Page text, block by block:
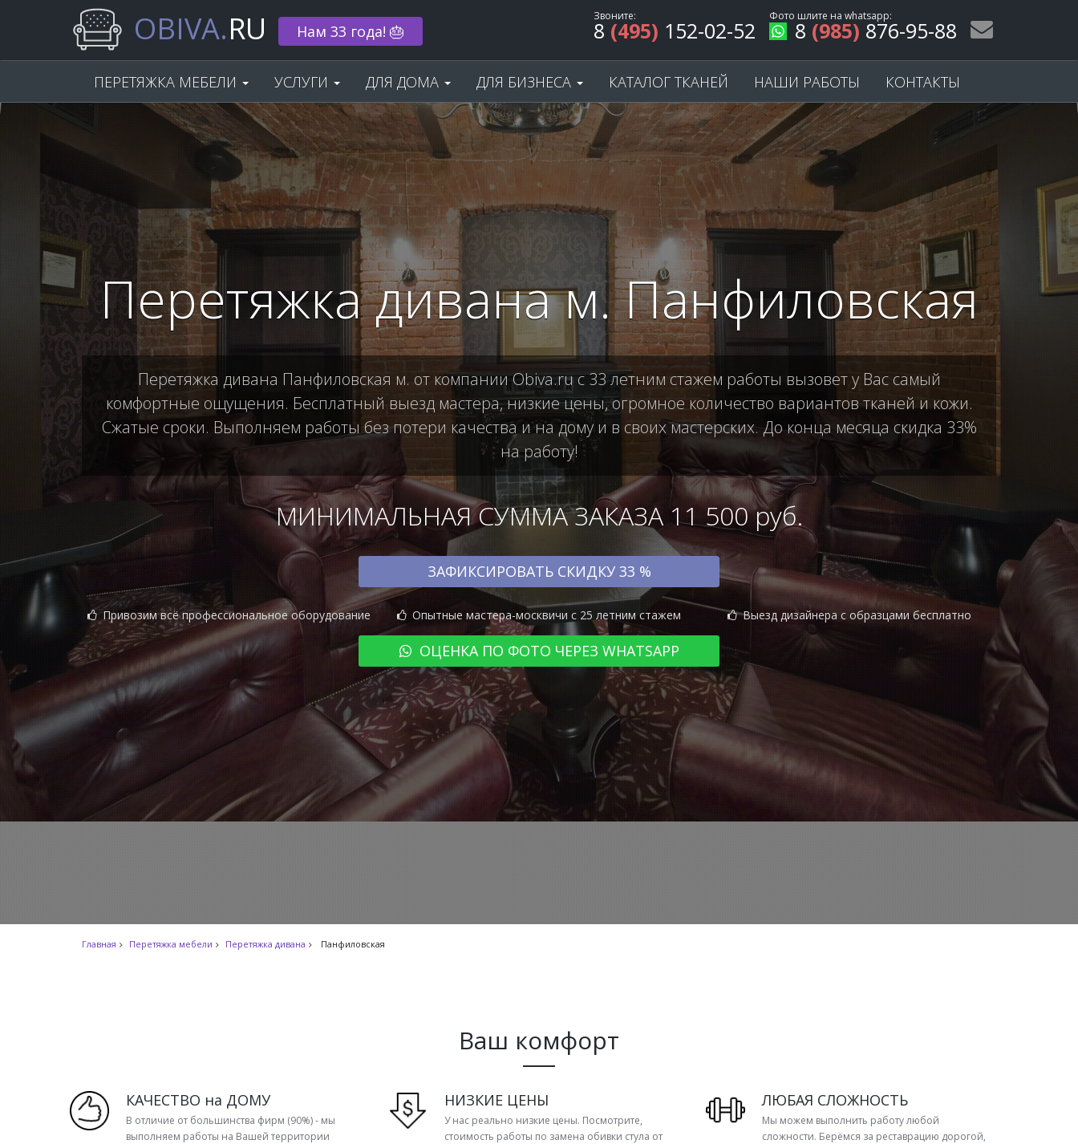
OBIVA.RU 🌟 Скидка 33% 🌟
Звоните:
8 (495) 152-02-52
Фото шлите на whatsapp:
8 (985) 876-95-88
ПЕРЕТЯЖКА МЕБЕЛИ УСЛУГИ ДЛЯ ДОМА ДЛЯ БИЗНЕСА КАТАЛОГ ТКАНЕЙ НАШИ РАБОТЫ КОНТАКТЫ
Перетяжка дивана м. Панфиловская
Перетяжка дивана Панфиловская м. от компании Obiva.ru с 33 летним стажем работы вызовет у Вас самый
комфортные ощущения. Бесплатный выезд мастера, низкие цены, огромное количество вариантов тканей и кожи.
Сжатые сроки. Выполняем работы без потери качества и на дому и в своих мастерских. До конца месяца скидка 33%
на работу!
МИНИМАЛЬНАЯ СУММА ЗАКАЗА 11 500 руб.
ЗАФИКСИРОВАТЬ СКИДКУ 33 %
Привозим всё профессиональное оборудование Опытные мастера-москвичи с 25 летним стажем Выезд дизайнера с образцами бесплатно
ОЦЕНКА ПО ФОТО ЧЕРЕЗ WHATSAPP
Главная Перетяжка мебели Перетяжка дивана Панфиловская
Ваш комфорт
КАЧЕСТВО на ДОМУ
В отличие от большинства фирм (90%) - мы
выполняем работы на Вашей территории
НИЗКИЕ ЦЕНЫ
У нас реально низкие цены. Посмотрите,
стоимость работы по замена обивки стула от
ЛЮБАЯ СЛОЖНОСТЬ
Мы можем выполнить работу любой
сложности. Берёмся за реставрацию дорогой,